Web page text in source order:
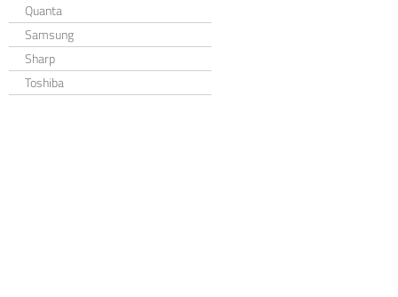
Quanta
Samsung
Sharp
Toshiba